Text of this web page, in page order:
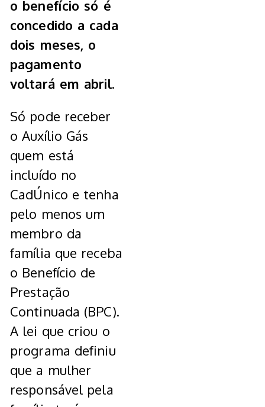
o benefício só é
concedido a cada
dois meses, o
pagamento
voltará em abril.
Só pode receber
o Auxílio Gás
quem está
incluído no
CadÚnico e tenha
pelo menos um
membro da
família que receba
o Benefício de
Prestação
Continuada (BPC).
A lei que criou o
programa definiu
que a mulher
responsável pela